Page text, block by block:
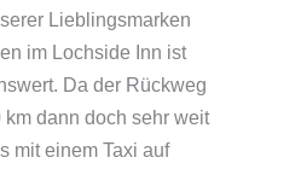
Lieblingsmarken
im Lochside Inn ist
Da der Rückweg
dann doch sehr weit
mit einem Taxi auf